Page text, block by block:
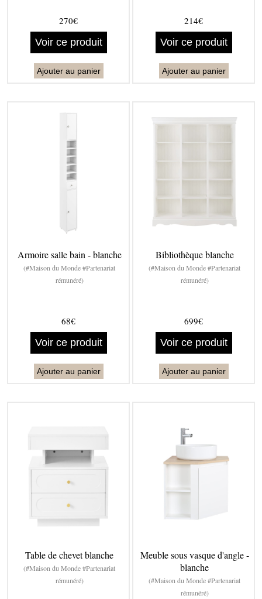
270€
Voir ce produit
Ajouter au panier
214€
Voir ce produit
Ajouter au panier
Armoire salle bain - blanche
(#Maison du Monde #Partenariat
rémunéré)
68€
Voir ce produit
Ajouter au panier
Bibliothèque blanche
(#Maison du Monde #Partenariat
rémunéré)
699€
Voir ce produit
Ajouter au panier
Table de chevet blanche
(#Maison du Monde #Partenariat
rémunéré)
Meuble sous vasque d'angle -
blanche
(#Maison du Monde #Partenariat
rémunéré)